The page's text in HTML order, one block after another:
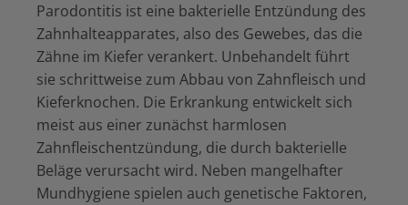
Parodontitis ist eine bakterielle Entzündung des
Zahnhalteapparates, also des Gewebes, das die
Zähne im Kiefer verankert. Unbehandelt führt
sie schrittweise zum Abbau von Zahnfleisch und
Kieferknochen. Die Erkrankung entwickelt sich
meist aus einer zunächst harmlosen
Zahnfleischentzündung, die durch bakterielle
Beläge verursacht wird. Neben mangelhafter
Mundhygiene spielen auch genetische Faktoren,